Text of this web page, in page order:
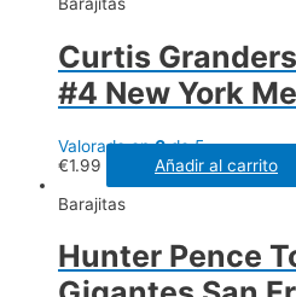
Curtis
#4 New York
Valorado en0de 5
€1.99
Añadir al carrito
Barajitas
Hunter Pence